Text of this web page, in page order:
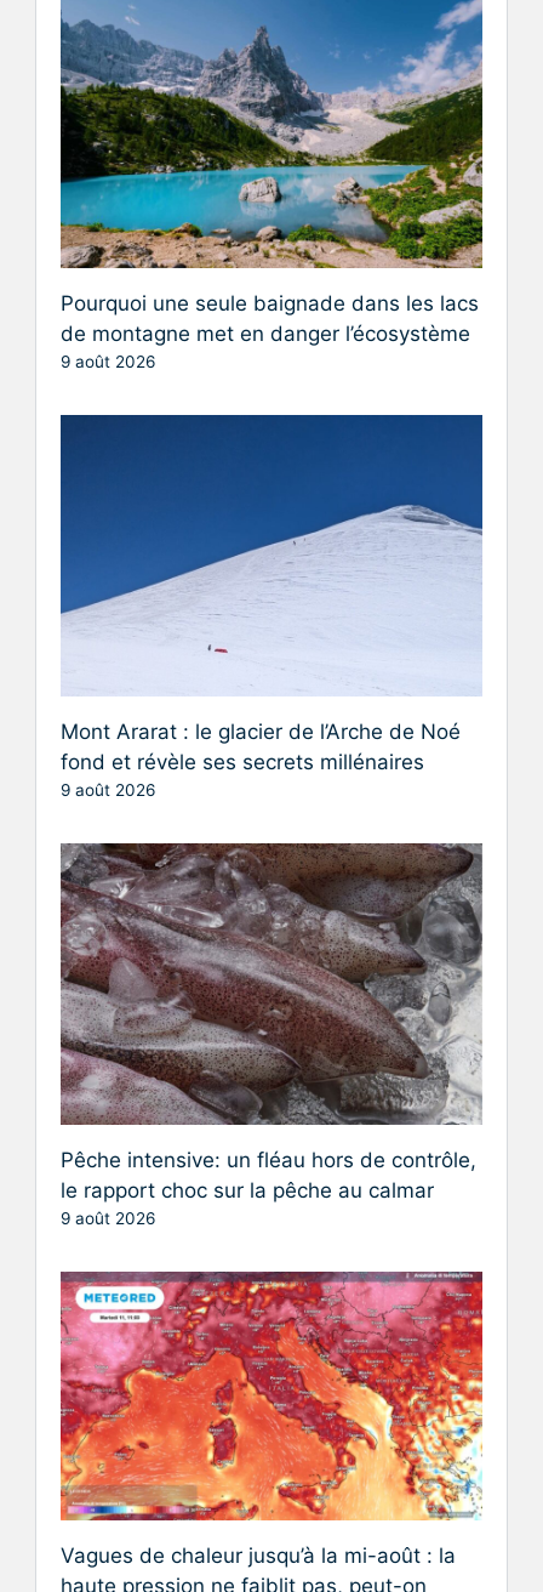
Pourquoi une seule baignade dans les lacs
de montagne met en danger l’écosystème
9 août 2026
Mont Ararat : le glacier de l’Arche de Noé
fond et révèle ses secrets millénaires
9 août 2026
Pêche intensive: un fléau hors de contrôle,
le rapport choc sur la pêche au calmar
9 août 2026
Vagues de chaleur jusqu’à la mi-août : la
haute pression ne faiblit pas, peut-on